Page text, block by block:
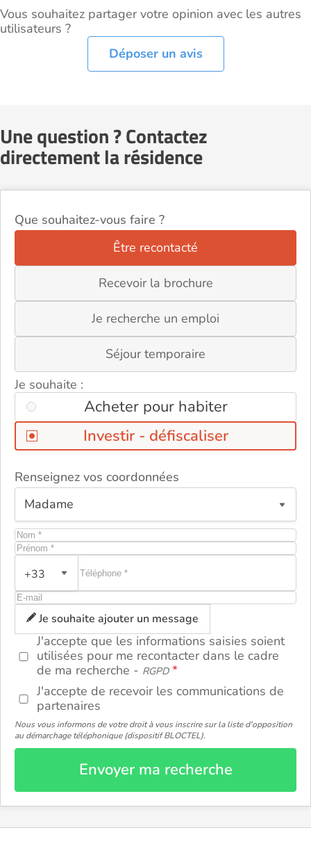
Vous souhaitez partager votre opinion avec les autres
utilisateurs ?
Déposer un avis
Une question ? Contactez
directement la résidence
Que souhaitez-vous faire ?
Être recontacté
Recevoir la brochure
Je recherche un emploi
Séjour temporaire
Je souhaite :
Acheter pour habiter
Investir - défiscaliser
Renseignez vos coordonnées
+33
Je souhaite ajouter un message
J'accepte que les informations saisies soient
utilisées pour me recontacter dans le cadre
de ma recherche - RGPD
J'accepte de recevoir les communications de
partenaires
Nous vous informons de votre droit à vous inscrire sur la liste d'opposition
au démarchage téléphonique (dispositif BLOCTEL).
Envoyer ma recherche
ou